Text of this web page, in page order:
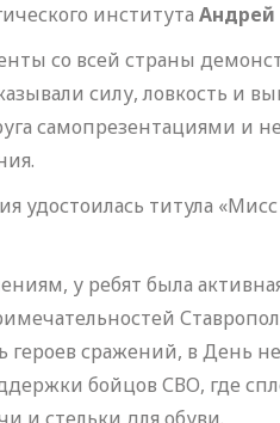
института Андрей
со всей страны
силу, ловкость и
самопрезентациями
удостоилась титула
у ребят была
сражений, в День
бойцов СВО, где